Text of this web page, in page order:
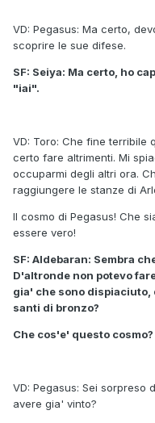
VD: Pegasus: Ma certo,
scoprire le sue difese.
SF: Seiya: Ma certo, ho
"iai".
VD: Toro: Che fine terribile
certo fare altrimenti. Mi
occuparmi degli altri ora.
raggiungere le stanze di
Il cosmo di Pegasus! Che
essere vero!
SF: Aldebaran: Sembra
D'altronde non potevo
gia' che sono dispiaciuto,
santi di bronzo?
Che cos'e' questo
VD: Pegasus: Sei sorpreso
avere gia' vinto?